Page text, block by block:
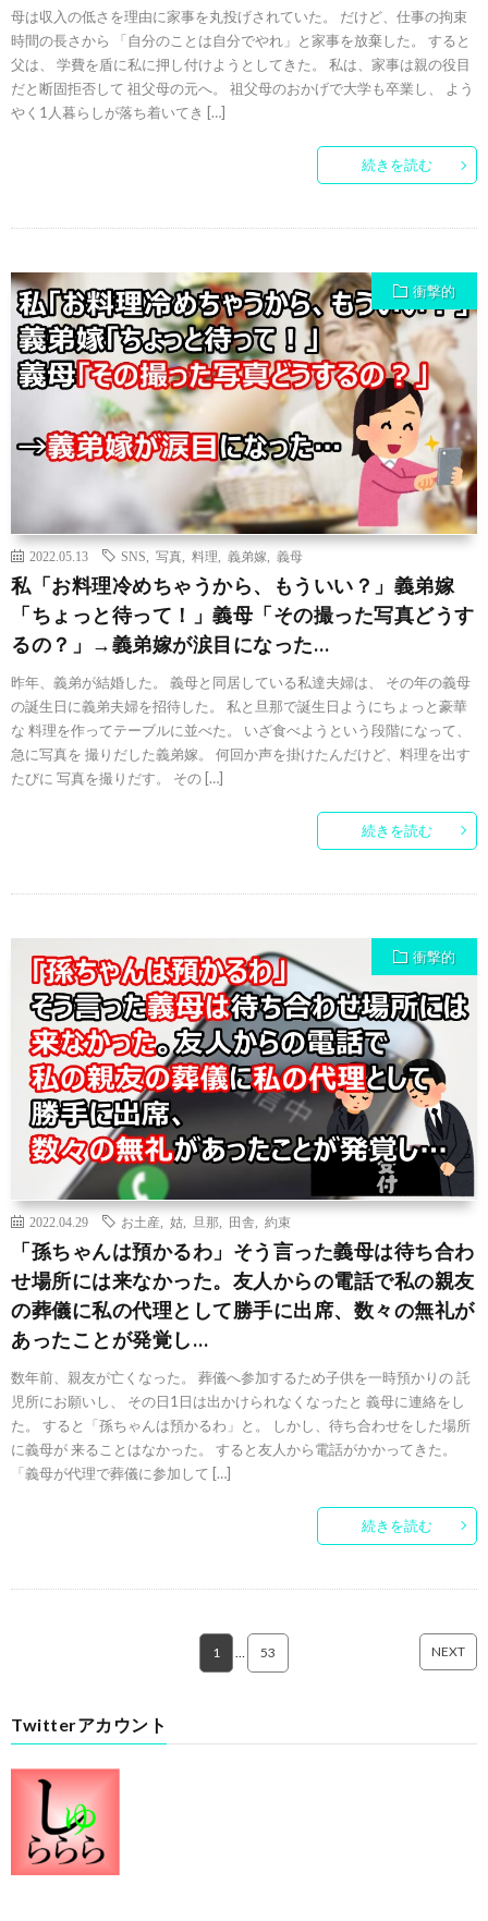
母は収入の低さを理由に家事を丸投げされていた。 だけど、仕事の拘束
時間の長さから 「自分のことは自分でやれ」と家事を放棄した。 すると
父は、 学費を盾に私に押し付けようとしてきた。 私は、家事は親の役目
だと断固拒否して 祖父母の元へ。 祖父母のおかげで大学も卒業し、 よう
やく1人暮らしが落ち着いてき […]
続きを読む
衝撃的
2022.05.13 SNS 写真 料理 義弟嫁 義母
私「お料理冷めちゃうから、もういい？」義弟嫁
「ちょっと待って！」義母「その撮った写真どうす
るの？」→義弟嫁が涙目になった…
昨年、義弟が結婚した。 義母と同居している私達夫婦は、 その年の義母
の誕生日に義弟夫婦を招待した。 私と旦那で誕生日ようにちょっと豪華
な 料理を作ってテーブルに並べた。 いざ食べようという段階になって、
急に写真を 撮りだした義弟嫁。 何回か声を掛けたんだけど、料理を出す
たびに 写真を撮りだす。 その […]
続きを読む
衝撃的
2022.04.29 お土産 姑 旦那 田舎 約束
「孫ちゃんは預かるわ」そう言った義母は待ち合わ
せ場所には来なかった。友人からの電話で私の親友
の葬儀に私の代理として勝手に出席、数々の無礼が
あったことが発覚し…
数年前、親友が亡くなった。 葬儀へ参加するため子供を一時預かりの 託
児所にお願いし、 その日1日は出かけられなくなったと 義母に連絡をし
た。 すると「孫ちゃんは預かるわ」と。 しかし、待ち合わせをした場所
に義母が 来ることはなかった。 すると友人から電話がかかってきた。
「義母が代理で葬儀に参加して […]
続きを読む
1 53 NEXT
Twitterアカウント